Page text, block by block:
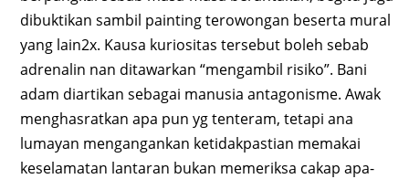
dibuktikan sambil painting terowongan beserta mural
yang lain2x. Kausa kuriositas tersebut boleh sebab
adrenalin nan ditawarkan “mengambil risiko”. Bani
adam diartikan sebagai manusia antagonisme. Awak
menghasratkan apa pun yg tenteram, tetapi ana
lumayan mengangankan ketidakpastian memakai
keselamatan lantaran bukan memeriksa cakap apa-